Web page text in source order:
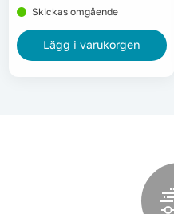
Skickas omgående
Lägg i varukorgen